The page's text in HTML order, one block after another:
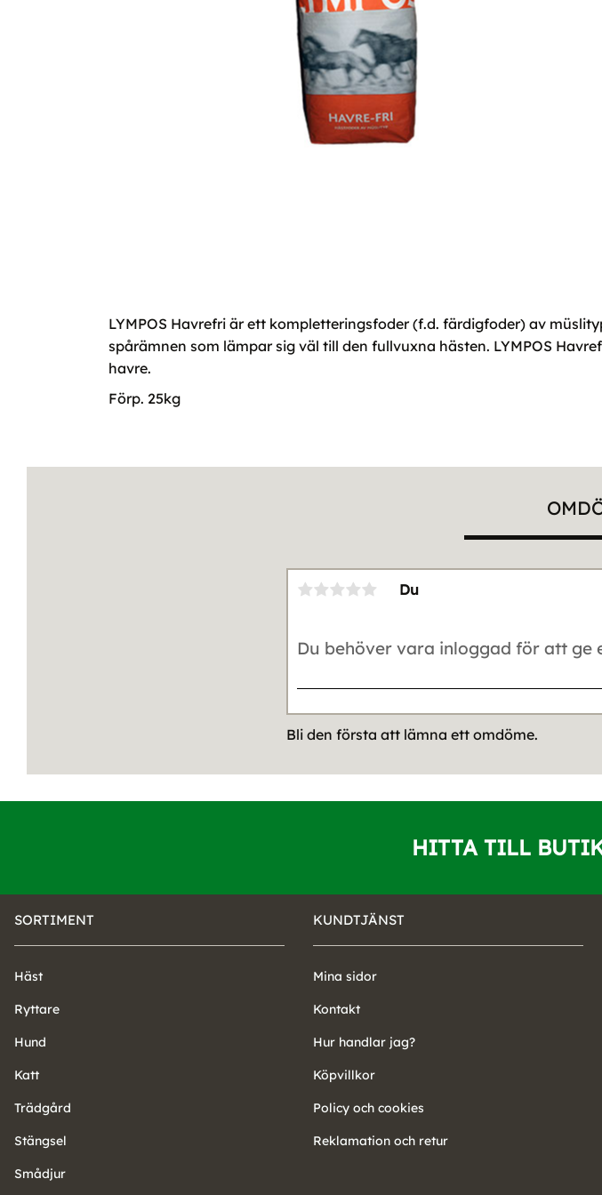
LYMPOS Havrefri är ett kompletteringsfoder (f.d. färdigfoder) av
spårämnen som lämpar sig väl till den fullvuxna hästen. LYMPOS
havre.
Förp. 25kg
Du
Bli den första att lämna ett omdöme.
HITTA TILL
SORTIMENT
Häst
Ryttare
Hund
Katt
Trädgård
Stängsel
Smådjur
KUNDTJÄNST
Mina sidor
Kontakt
Hur handlar jag?
Köpvillkor
Policy och cookies
Reklamation och retur